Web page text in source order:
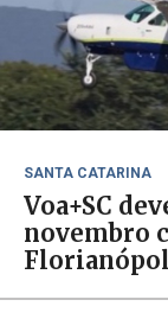
SANTA CATARINA
Voa+SC
novembro